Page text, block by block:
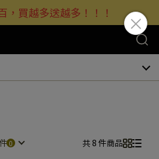
，買越多送越多！！！
共 8 件商品